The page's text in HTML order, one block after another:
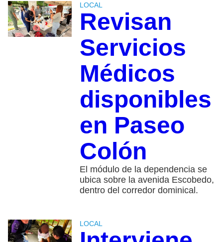
LOCAL
Revisan
Servicios
Médicos
disponibles
en Paseo
Colón
El módulo de la dependencia se
ubica sobre la avenida Escobedo,
dentro del corredor dominical.
LOCAL